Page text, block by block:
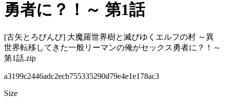
勇者に？！～ 第1話
[古矢とろびんび] 大魔羅世界樹と滅びゆくエルフの村 ～異
世界転移してきた一般リーマンの俺がセックス勇者に？！～
第1話.zip
a3199c2446adc2ecb755335290d79e4e1e178ac3
Size